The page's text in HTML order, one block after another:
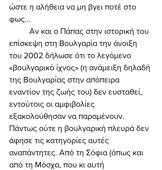
ώστε η αλήθεια να μη βγει ποτέ στο
φως...
επίσκεψη στη Βουλγαρία την άνοιξη
του 2002 δήλωσε ότι το λεγόμενο
«βουλγαρικό ίχνος» (η ανάμειξη δηλαδή
της Βουλγαρίας στην απόπειρα
εναντίον της ζωής του) δεν ευσταθεί,
εντούτοις οι αμφιβολίες
εξακολούθησαν να παραμένουν.
Πάντως ούτε η βουλγαρική πλευρά δεν
άφησε τις κατηγορίες αυτές
αναπάντητες. Από τη Σόφια (όπως και
από τη Μόσχα, που κι αυτή